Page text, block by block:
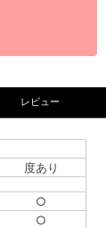
レビュー
度あり
○
○